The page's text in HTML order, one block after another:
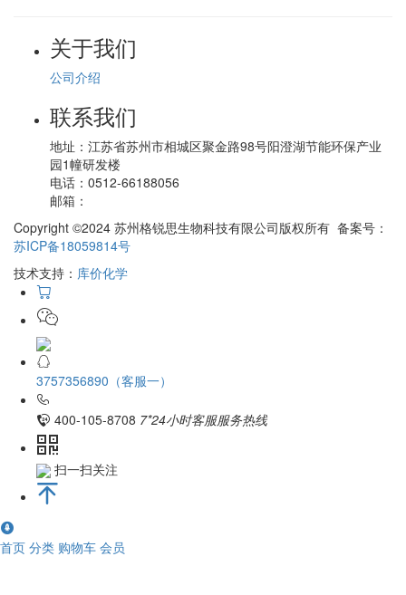
关于我们
公司介绍
联系我们
地址： 江苏省苏州市相城区聚金路98号阳澄湖节能环保产业
园1幢研发楼
电话： 0512-66188056
邮箱：
Copyright ©2024 苏州格锐思生物科技有限公司版权所有 备案号：
苏ICP备18059814号
技术支持： 库价化学
3757356890（客服一）
400-105-8708 7*24小时客服服务热线
扫一扫关注
首页 分类 购物车 会员